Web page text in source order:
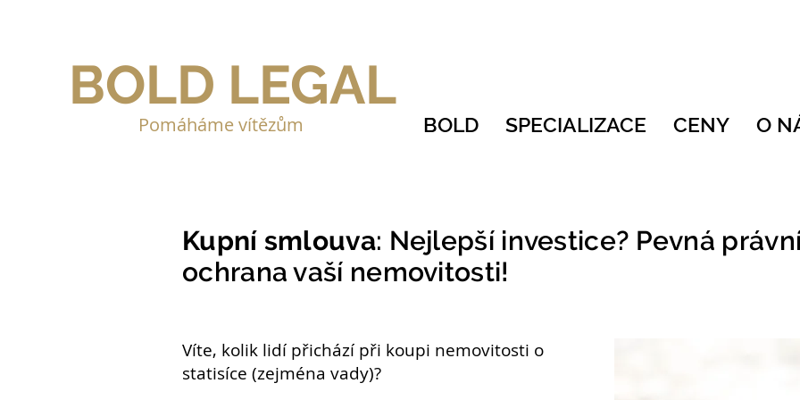
BOLD SPECIALIZACE CENY O
BOLD LEGAL
Pomáháme vítězům
Kupní smlouva: Nejlepší investice? Pevná
ochrana vaší nemovitosti!
Víte, kolik lidí přichází při koupi nemovitosti o
statisíce (zejména vady)?